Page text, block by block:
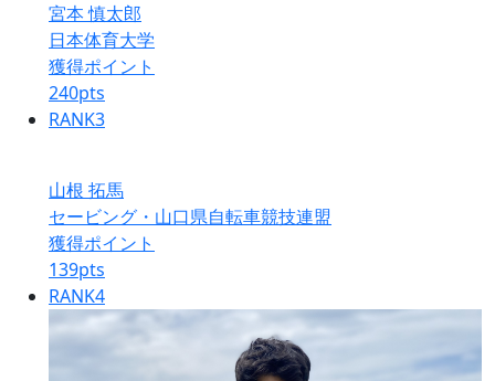
宮本 慎太郎
日本体育大学
獲得ポイント
240pts
RANK3
山根 拓馬
セービング・山口県自転車競技連盟
獲得ポイント
139pts
RANK4